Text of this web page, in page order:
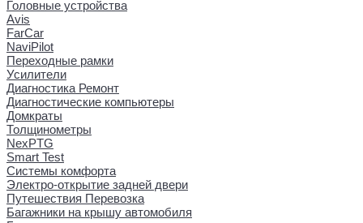
Головные устройства
Avis
FarCar
NaviPilot
Переходные рамки
Усилители
Диагностика Ремонт
Диагностические компьютеры
Домкраты
Толщинометры
NexPTG
Smart Test
Системы комфорта
Электро-открытие задней двери
Путешествия Перевозка
Багажники на крышу автомобиля